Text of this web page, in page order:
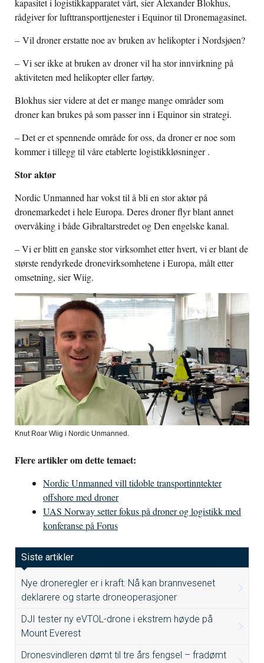
kapasitet i logistikkapparatet vårt, sier Alexander Blokhus,
rådgiver for lufttransporttjenester i Equinor til Dronemagasinet.
– Vil droner erstatte noe av bruken av helikopter i Nordsjøen?
– Vi ser ikke at bruken av droner vil ha stor innvirkning på
aktiviteten med helikopter eller fartøy.
Blokhus sier videre at det er mange mange områder som
droner kan brukes på som passer inn i Equinor sin strategi.
– Det er et spennende område for oss, da droner er noe som
kommer i tillegg til våre etablerte logistikkløsninger .
Stor aktør
Nordic Unmanned har vokst til å bli en stor aktør på
dronemarkedet i hele Europa. Deres droner flyr blant annet
overvåking i både Gibraltarstredet og Den engelske kanal.
– Vi er blitt en ganske stor virksomhet etter hvert, vi er blant de
største rendyrkede dronevirksomhetene i Europa, målt etter
omsetning, sier Wiig.
Knut Roar Wiig i Nordic Unmanned.
Flere artikler om dette temaet:
Nordic Unmanned vill tidoble transportinntekter
offshore med droner
UAS Norway setter fokus på droner og logistikk med
konferanse på Forus
Siste artikler
Nye droneregler er i kraft: Nå kan brannvesenet
deklarere og starte droneoperasjoner
DJI tester ny eVTOL-drone i ekstrem høyde på
Mount Everest
Dronesvindleren dømt til tre års fengsel – fradømt